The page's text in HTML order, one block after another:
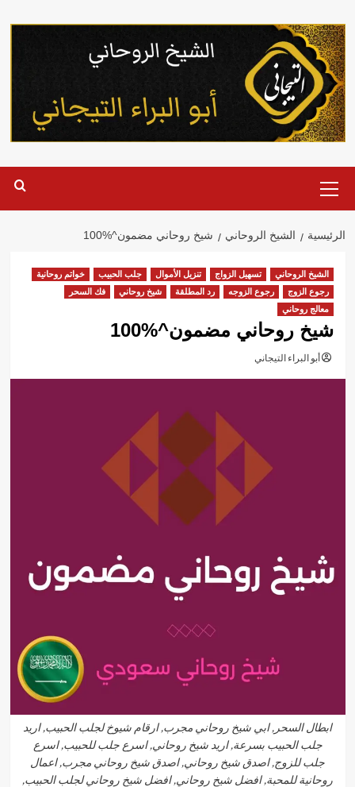
إلى
المحتوى
الرئيسية
الرئيسية الشيخ الروحاني شيخ روحاني مضمون^%100
الشيخ الروحاني تسهيل الزواج تنزيل الأموال جلب الحبيب
خواتم روحانية
رجوع الزوج
رجوع الزوجه رد المطلقة شيخ روحاني
فك السحر
معالج روحاني
شيخ روحاني مضمون^%100
أبو البراء التيجاني
ابطال السحر, ابي شيخ روحاني مجرب, ارقام شيوخ لجلب الحبيب, اريد
جلب الحبيب بسرعة, اريد شيخ روحاني, اسرع جلب للحبيب, اسرع
جلب للزوج, اصدق شيخ روحاني, اصدق شيخ روحاني مجرب, اعمال
روحانية للمحبة, افضل شيخ روحاني, افضل شيخ روحاني لجلب الحبيب,